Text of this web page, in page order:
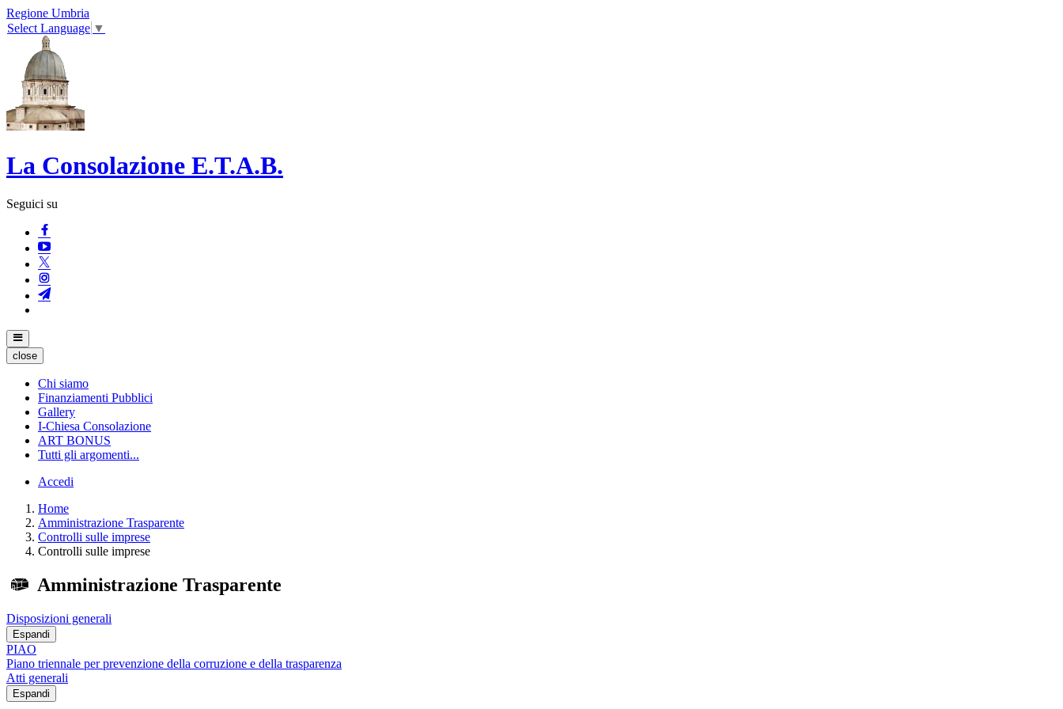
Regione Umbria
Select Language ▼
La Consolazione E.T.A.B.
Seguici su
close
Chi siamo
Finanziamenti Pubblici
Gallery
I-Chiesa Consolazione
ART BONUS
Tutti gli argomenti...
Accedi
Home
Amministrazione Trasparente
Controlli sulle imprese
Controlli sulle imprese
Amministrazione Trasparente
Disposizioni generali
Espandi
PIAO
Piano triennale per prevenzione della corruzione e della trasparenza
Atti generali
Espandi